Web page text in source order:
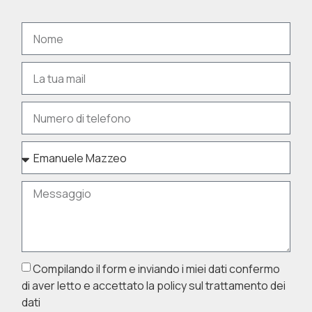
Compilando il form e inviando i miei dati confermo
di aver letto e accettato la policy sul trattamento dei
dati